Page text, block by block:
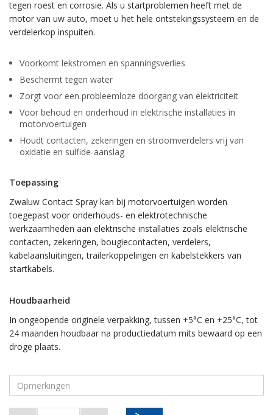
tegen roest en corrosie. Als u startproblemen heeft met de
motor van uw auto, moet u het hele ontstekingssysteem en de
verdelerkop inspuiten.
Voorkomt lekstromen en spanningsverlies
Beschermt tegen water
Zorgt voor een probleemloze doorgang van elektriciteit
Voor behoud en onderhoud in elektrische installaties in
motorvoertuigen
Houdt contacten, zekeringen en stroomverdelers vrij van
oxidatie en sulfide-aanslag
Toepassing
Zwaluw Contact Spray kan bij motorvoertuigen worden
toegepast voor onderhouds- en elektrotechnische
werkzaamheden aan elektrische installaties zoals elektrische
contacten, zekeringen, bougiecontacten, verdelers,
kabelaansluitingen, trailerkoppelingen en kabelstekkers van
startkabels.
Houdbaarheid
In ongeopende originele verpakking, tussen +5°C en +25°C, tot
24 maanden houdbaar na productiedatum mits bewaard op een
droge plaats.